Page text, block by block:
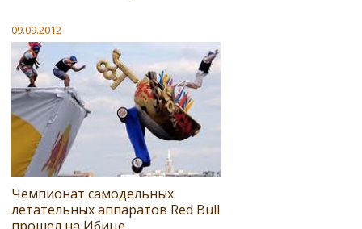
09.09.2012
Чемпионат самодельных
летательных аппаратов Red Bull